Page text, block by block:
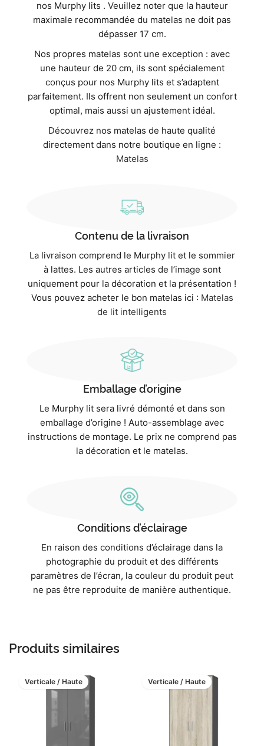
nos Murphy lits . Veuillez noter que la hauteur
maximale recommandée du matelas ne doit pas
dépasser 17 cm.
Nos propres matelas sont une exception : avec
une hauteur de 20 cm, ils sont spécialement
conçus pour nos Murphy lits et s’adaptent
parfaitement. Ils offrent non seulement un confort
optimal, mais aussi un ajustement idéal.
Découvrez nos matelas de haute qualité
directement dans notre boutique en ligne :
Matelas
Contenu de la livraison
La livraison comprend le Murphy lit et le sommier
à lattes. Les autres articles de l’image sont
uniquement pour la décoration et la présentation !
Vous pouvez acheter le bon matelas ici : Matelas
de lit intelligents
Emballage d’origine
Le Murphy lit sera livré démonté et dans son
emballage d’origine ! Auto-assemblage avec
instructions de montage. Le prix ne comprend pas
la décoration et le matelas.
Conditions d’éclairage
En raison des conditions d’éclairage dans la
photographie du produit et des différents
paramètres de l’écran, la couleur du produit peut
ne pas être reproduite de manière authentique.
Produits similaires
Verticale / Haute Verticale / Haute